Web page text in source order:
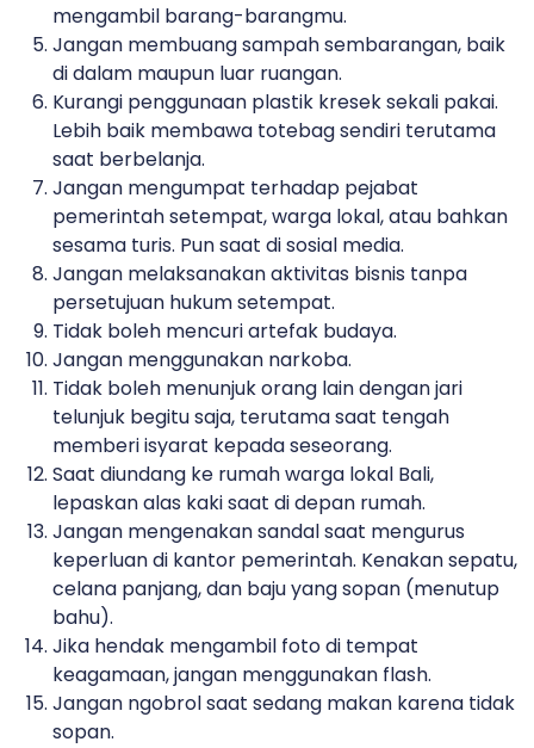
mengambil barang-barangmu.
Jangan membuang sampah sembarangan, baik
di dalam maupun luar ruangan.
Kurangi penggunaan plastik kresek sekali pakai.
Lebih baik membawa totebag sendiri terutama
saat berbelanja.
Jangan mengumpat terhadap pejabat
pemerintah setempat, warga lokal, atau bahkan
sesama turis. Pun saat di sosial media.
Jangan melaksanakan aktivitas bisnis tanpa
persetujuan hukum setempat.
Tidak boleh mencuri artefak budaya.
Jangan menggunakan narkoba.
Tidak boleh menunjuk orang lain dengan jari
telunjuk begitu saja, terutama saat tengah
memberi isyarat kepada seseorang.
Saat diundang ke rumah warga lokal Bali,
lepaskan alas kaki saat di depan rumah.
Jangan mengenakan sandal saat mengurus
keperluan di kantor pemerintah. Kenakan sepatu,
celana panjang, dan baju yang sopan (menutup
bahu).
Jika hendak mengambil foto di tempat
keagamaan, jangan menggunakan flash.
Jangan ngobrol saat sedang makan karena tidak
sopan.